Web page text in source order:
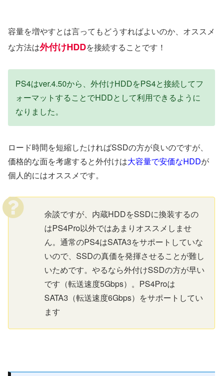
容量を増やすとは言ってもどうすればよいのか、オススメ
な方法は外付けHDDを接続することです！
PS4はver.4.50から、外付けHDDをPS4と接続してフ
ォーマットすることでHDDとして利用できるように
なりました。
ロード時間を短縮したければSSDの方が良いのですが、
価格的な面を考慮すると外付けは大容量で安価なHDDが
個人的にはオススメです。
余談ですが、内蔵HDDをSSDに換装するの
はPS4Pro以外ではあまりオススメしませ
ん。通常のPS4はSATA3をサポートしていな
いので、SSDの真価を発揮させることが難し
いためです。やるなら外付けSSDの方が早い
です（転送速度5Gbps）。PS4Proは
SATA3（転送速度6Gbps）をサポートしてい
ます